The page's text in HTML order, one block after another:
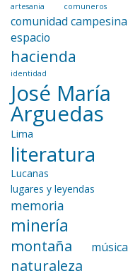
artesania comuneros
comunidad campesina
espacio
hacienda
identidad
José María
Arguedas
Lima
literatura
Lucanas
lugares y leyendas
memoria
minería
montaña música
naturaleza